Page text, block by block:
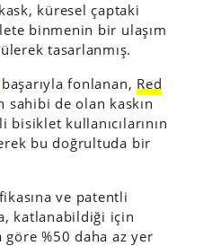
küresel çaptaki
binmenin bir ulaşım
tasarlanmış.
başarıyla fonlanan, Red
sahibi de olan kaskın
bisiklet kullanıcılarının
bu doğrultuda bir
ve patentli
katlanabildiği için
%50 daha az yer